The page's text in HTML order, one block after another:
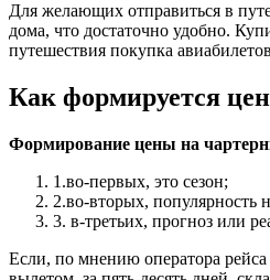
Для желающих отправиться в
дома, что достаточно удобно.
путешествия покупка
Как формируется
Формирование цены на
1.во-первых, это сезон;
2.во-вторых, популярность
3. в-третьих, прогноз или
Если, по мнению оператора рейса